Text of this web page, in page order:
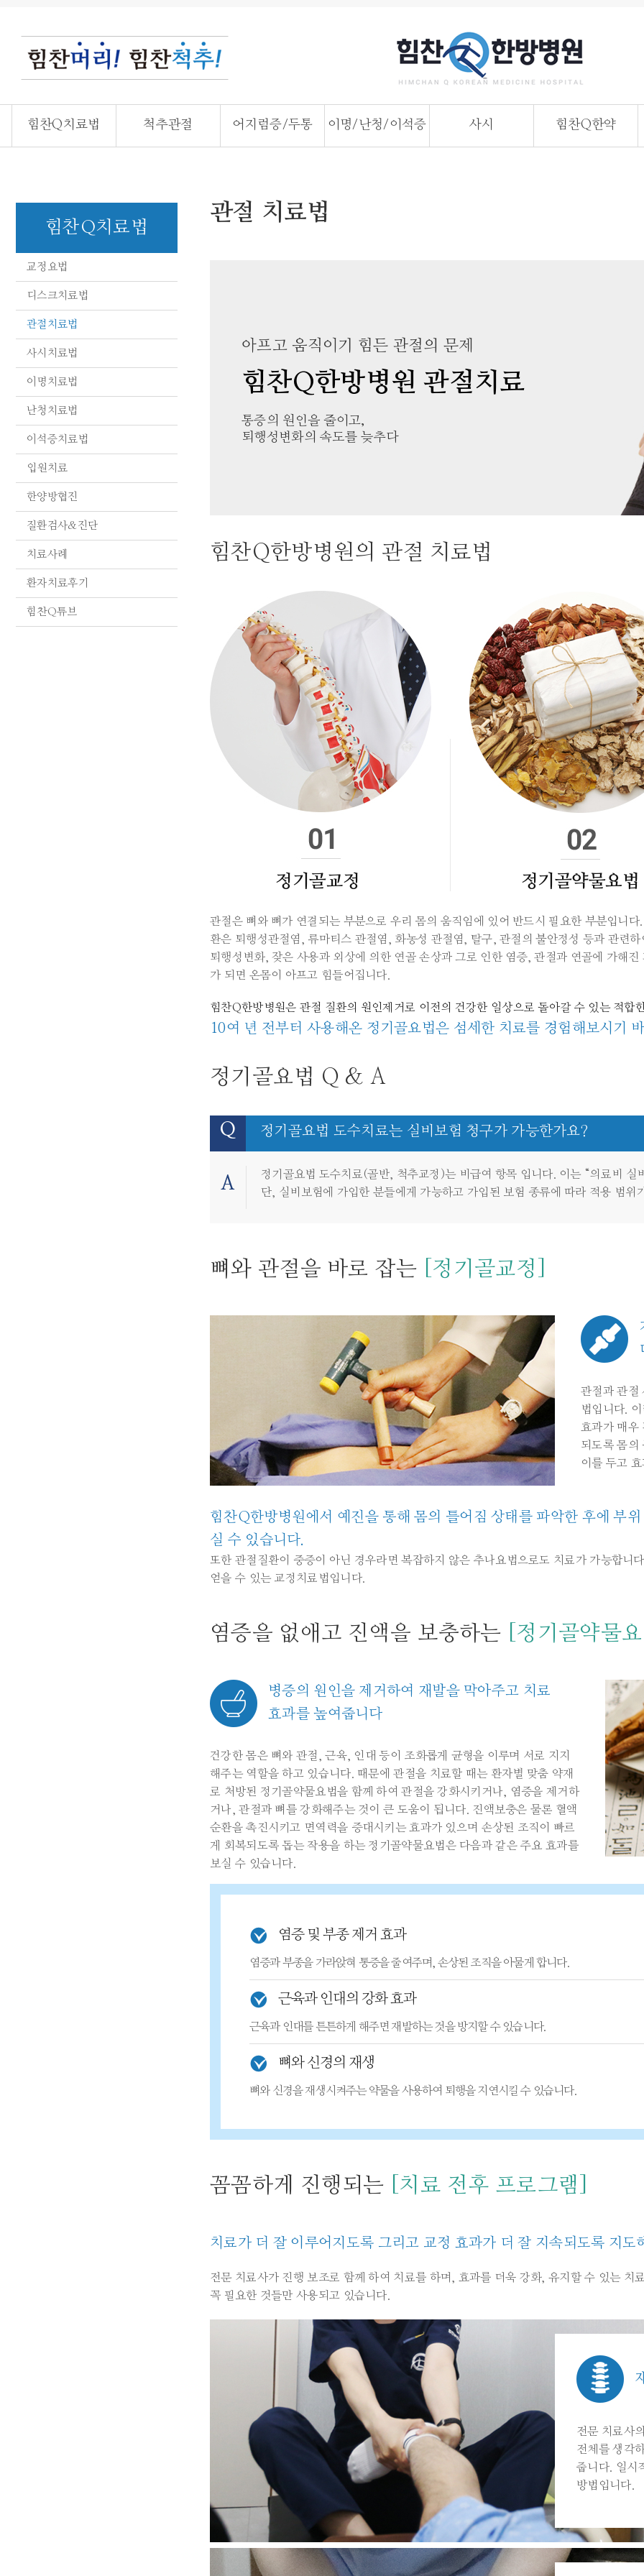
힘찬Q치료법 척추관절 어지럼증/두통 이명/난청/이석증 사시 힘찬Q한약
힘찬Q치료법
교정요법
디스크치료법
관절치료법
사시치료법
이명치료법
난청치료법
이석증치료법
입원치료
한양방협진
질환검사&진단
치료사례
환자치료후기
힘찬Q튜브
관절 치료법
아프고 움직이기 힘든 관절의 문제
힘찬Q한방병원 관절치료
통증의 원인을 줄이고,
퇴행성변화의 속도를 늦추다
힘찬Q한방병원의 관절 치료법
정기골교정 정기골약물요법
관절은 뼈와 뼈가 연결되는 부분으로 우리 몸의 움직임에 있어 반드시 필요한 부분입니
환은 퇴행성관절염, 류마티스 관절염, 화농성 관절염, 탈구, 관절의 불안정성 등과 관련
퇴행성변화, 잦은 사용과 외상에 의한 연골 손상과 그로 인한 염증, 관절과 연골에 가해
가 되면 온몸이 아프고 힘들어집니다.
힘찬Q한방병원은 관절 질환의 원인제거로 이전의 건강한 일상으로 돌아갈 수 있는 적합
10여 년 전부터 사용해온 정기골요법은 섬세한 치료를 경험해보시기
정기골요법 Q & A
Q 정기골요법 도수치료는 실비보험 청구가 가능한가요?
A
정기골요법 도수치료(골반, 척추교정)는 비급여 항목 입니다. 이는 “의료비 실
단, 실비보험에 가입한 분들에게 가능하고 가입된 보험 종류에 따라 적용 범위
뼈와 관절을 바로 잡는 [정기골교정]
관절과 관절
법입니다.
효과가 매우
되도록 몸의
이를 두고
힘찬Q한방병원에서 예진을 통해 몸의 틀어짐 상태를 파악한 후에 부
실 수 있습니다.
또한 관절질환이 중증이 아닌 경우라면 복잡하지 않은 추나요법으로도 치료가 가능합니
얻을 수 있는 교정치료법입니다.
염증을 없애고 진액을 보충하는 [정기골약물
병증의 원인을 제거하여 재발을 막아주고 치료
효과를 높여줍니다
건강한 몸은 뼈와 관절, 근육, 인대 등이 조화롭게 균형을 이루며 서로 지지
해주는 역할을 하고 있습니다. 때문에 관절을 치료할 때는 환자별 맞춤 약재
로 처방된 정기골약물요법을 함께 하여 관절을 강화시키거나, 염증을 제거하
거나, 관절과 뼈를 강화해주는 것이 큰 도움이 됩니다. 진액보충은 물론 혈액
순환을 촉진시키고 면역력을 증대시키는 효과가 있으며 손상된 조직이 빠르
게 회복되도록 돕는 작용을 하는 정기골약물요법은 다음과 같은 주요 효과를
보실 수 있습니다.
염증 및 부종 제거 효과
염증과 부종을 가라앉혀 통증을 줄여주며, 손상된 조직을 아물게 합니다.
근육과 인대의 강화 효과
근육과 인대를 튼튼하게 해주면 재발하는 것을 방지할 수 있습니다.
뼈와 신경의 재생
뼈와 신경을 재생시켜주는 약물을 사용하여 퇴행을 지연시킬 수 있습니다.
꼼꼼하게 진행되는 [치료 전후 프로그램]
치료가 더 잘 이루어지도록 그리고 교정 효과가 더 잘 지속되도록 지도
전문 치료사가 진행 보조로 함께 하여 치료를 하며, 효과를 더욱 강화, 유지할 수 있는 치
꼭 필요한 것들만 사용되고 있습니다.
전문 치료사
전체를 생각
줍니다. 일시
방법입니다.